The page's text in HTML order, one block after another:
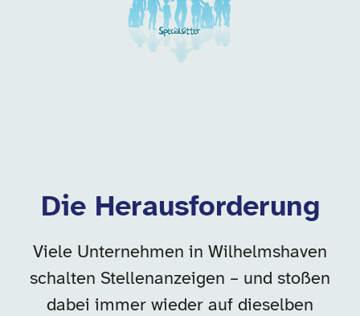
Die Herausforderung
Viele Unternehmen in Wilhelmshaven
schalten Stellenanzeigen – und stoßen
dabei immer wieder auf dieselben